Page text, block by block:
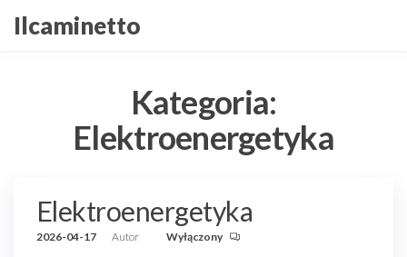
Przejdź
doIlcaminetto
Kategoria:
Elektroenergetyka
Elektroenergetyka
2026-04-17 Autor Wyłączony